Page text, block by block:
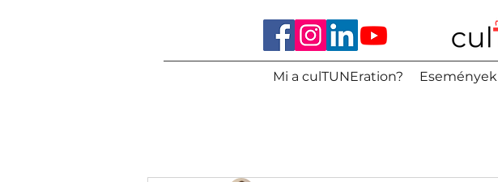
Mi a culTUNEration? Események